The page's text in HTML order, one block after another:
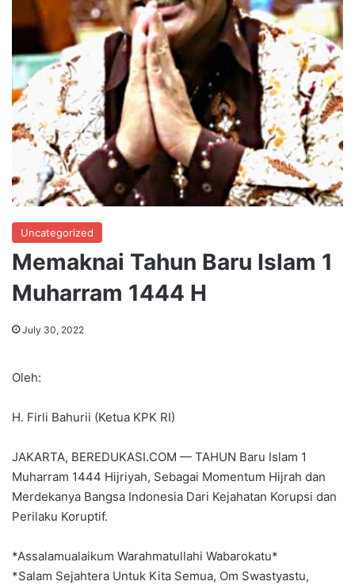
Uncategorized
Memaknai Tahun Baru Islam 1
Muharram 1444 H
July 30, 2022
Oleh:
H. Firli Bahurii (Ketua KPK RI)
JAKARTA, BEREDUKASI.COM — TAHUN Baru Islam 1
Muharram 1444 Hijriyah, Sebagai Momentum Hijrah dan
Merdekanya Bangsa Indonesia Dari Kejahatan Korupsi dan
Perilaku Koruptif.
*Assalamualaikum Warahmatullahi Wabarokatu*
*Salam Sejahtera Untuk Kita Semua, Om Swastyastu,